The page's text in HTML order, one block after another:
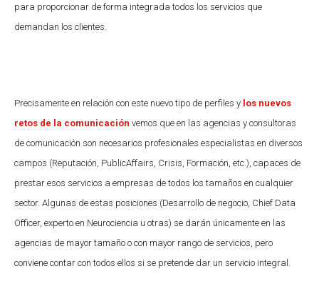
para proporcionar de forma integrada todos los servicios que
demandan los clientes.
Precisamente en relación con este nuevo tipo de perfiles y los nuevos
retos de la comunicación vemos que en las agencias y consultoras
de comunicación son necesarios profesionales especialistas en diversos
campos (Reputación, PublicAffairs, Crisis, Formación, etc.), capaces de
prestar esos servicios a empresas de todos los tamaños en cualquier
sector. Algunas de estas posiciones (Desarrollo de negocio, Chief Data
Officer, experto en Neurociencia u otras) se darán únicamente en las
agencias de mayor tamaño o con mayor rango de servicios, pero
conviene contar con todos ellos si se pretende dar un servicio integral.